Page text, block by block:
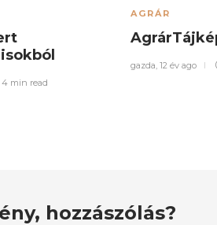
4 min read
AGRÁR
gazda, 12 év ago
hozzászólás?